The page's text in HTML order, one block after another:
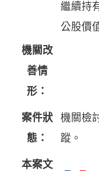
繼續持
公股價
機關改
善情
形：
案件狀
態：
機關檢
蹤。
本案文